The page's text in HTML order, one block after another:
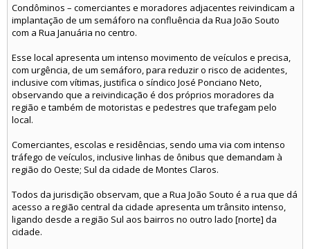
Condôminos – comerciantes e moradores adjacentes reivindicam a
implantação de um semáforo na confluência da Rua João Souto
com a Rua Januária no centro.
Esse local apresenta um intenso movimento de veículos e precisa,
com urgência, de um semáforo, para reduzir o risco de acidentes,
inclusive com vítimas, justifica o síndico José Ponciano Neto,
observando que a reivindicação é dos próprios moradores da
região e também de motoristas e pedestres que trafegam pelo
local.
Comerciantes, escolas e residências, sendo uma via com intenso
tráfego de veículos, inclusive linhas de ônibus que demandam à
região do Oeste; Sul da cidade de Montes Claros.
Todos da jurisdição observam, que a Rua João Souto é a rua que dá
acesso a região central da cidade apresenta um trânsito intenso,
ligando desde a região Sul aos bairros no outro lado [norte] da
cidade.